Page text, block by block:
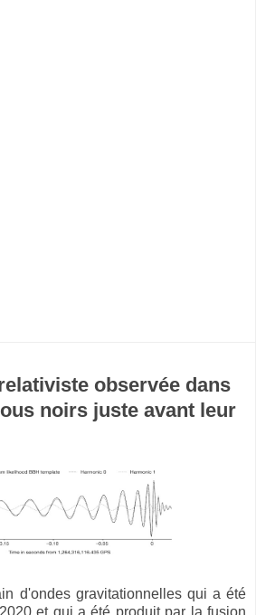
observée dans
noirs juste avant leur
d'ondes gravitationnelles qui a été